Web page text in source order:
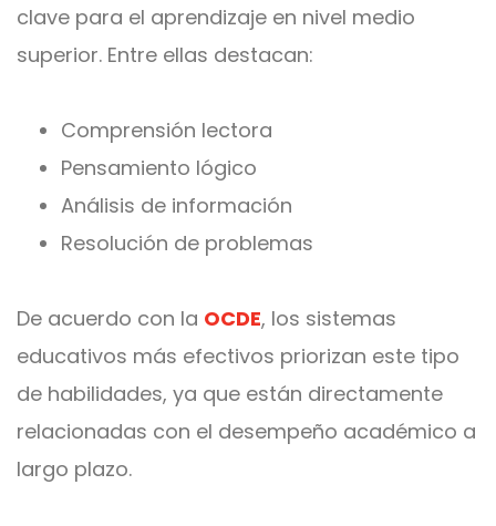
clave para el aprendizaje en nivel medio
superior. Entre ellas destacan:
Comprensión lectora
Pensamiento lógico
Análisis de información
Resolución de problemas
De acuerdo con la OCDE, los sistemas
educativos más efectivos priorizan este tipo
de habilidades, ya que están directamente
relacionadas con el desempeño académico a
largo plazo.